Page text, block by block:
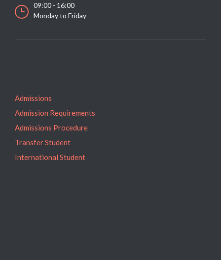
09:00 - 16:00
Monday to Friday
Admissions
Admission Requirements
Admissions Procedure
Transfer Student
International Student